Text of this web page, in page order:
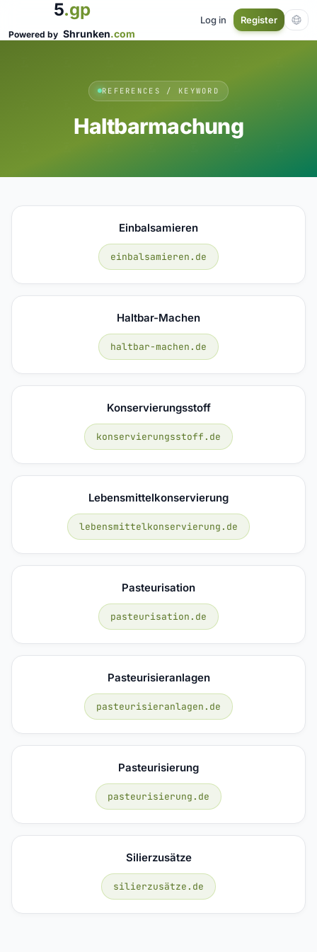
5.gp
Powered by Shrunken.com
Log in Register
REFERENCES / KEYWORD
Haltbarmachung
Einbalsamieren
einbalsamieren.de
Haltbar-Machen
haltbar-machen.de
Konservierungsstoff
konservierungsstoff.de
Lebensmittelkonservierung
lebensmittelkonservierung.de
Pasteurisation
pasteurisation.de
Pasteurisieranlagen
pasteurisieranlagen.de
Pasteurisierung
pasteurisierung.de
Silierzusätze
silierzusätze.de